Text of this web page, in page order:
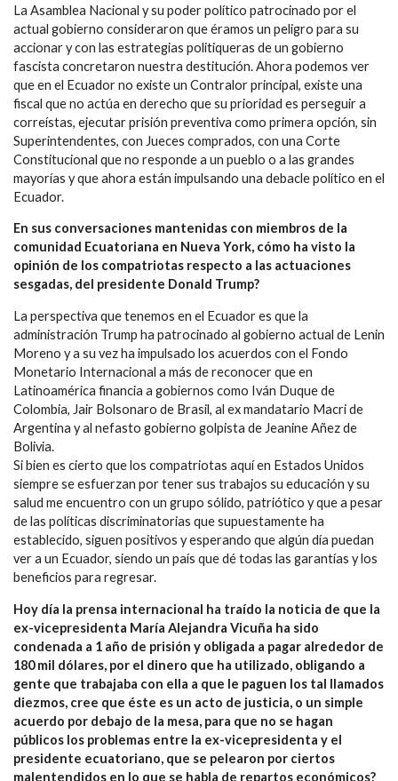
La Asamblea Nacional y su poder político patrocinado por el
actual gobierno consideraron que éramos un peligro para su
accionar y con las estrategias politiqueras de un gobierno
fascista concretaron nuestra destitución. Ahora podemos ver
que en el Ecuador no existe un Contralor principal, existe una
fiscal que no actúa en derecho que su prioridad es perseguir a
correístas, ejecutar prisión preventiva como primera opción, sin
Superintendentes, con Jueces comprados, con una Corte
Constitucional que no responde a un pueblo o a las grandes
mayorías y que ahora están impulsando una debacle político en el
Ecuador.
En sus conversaciones mantenidas con miembros de la
comunidad Ecuatoriana en Nueva York, cómo ha visto la
opinión de los compatriotas respecto a las actuaciones
sesgadas, del presidente Donald Trump?
La perspectiva que tenemos en el Ecuador es que la
administración Trump ha patrocinado al gobierno actual de Lenin
Moreno y a su vez ha impulsado los acuerdos con el Fondo
Monetario Internacional a más de reconocer que en
Latinoamérica financia a gobiernos como Iván Duque de
Colombia, Jair Bolsonaro de Brasil, al ex mandatario Macri de
Argentina y al nefasto gobierno golpista de Jeanine Añez de
Bolivia.
Si bien es cierto que los compatriotas aquí en Estados Unidos
siempre se esfuerzan por tener sus trabajos su educación y su
salud me encuentro con un grupo sólido, patriótico y que a pesar
de las políticas discriminatorias que supuestamente ha
establecido, siguen positivos y esperando que algún día puedan
ver a un Ecuador, siendo un país que dé todas las garantías y los
beneficios para regresar.
Hoy día la prensa internacional ha traído la noticia de que la
ex-vicepresidenta María Alejandra Vicuña ha sido
condenada a 1 año de prisión y obligada a pagar alrededor de
180 mil dólares, por el dinero que ha utilizado, obligando a
gente que trabajaba con ella a que le paguen los tal llamados
diezmos, cree que éste es un acto de justicia, o un simple
acuerdo por debajo de la mesa, para que no se hagan
públicos los problemas entre la ex-vicepresidenta y el
presidente ecuatoriano, que se pelearon por ciertos
malentendidos en lo que se habla de repartos económicos?